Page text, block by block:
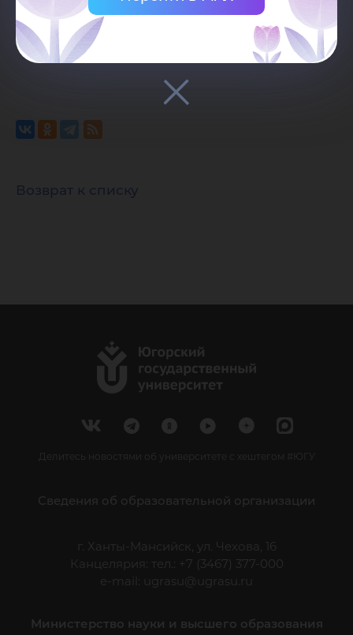
непосредственно рядом с материалом,
должна быть видимой и прямой.
Возврат к списку
Делитесь новостями об университете с хештегом #ЮГУ
Сведения об образовательной организации
г. Ханты-Мансийск, ул. Чехова, 16
Канцелярия: тел.: +7 (3467) 377-000
e-mail:
ugrasu@ugrasu.ru
Министерство науки и высшего образования